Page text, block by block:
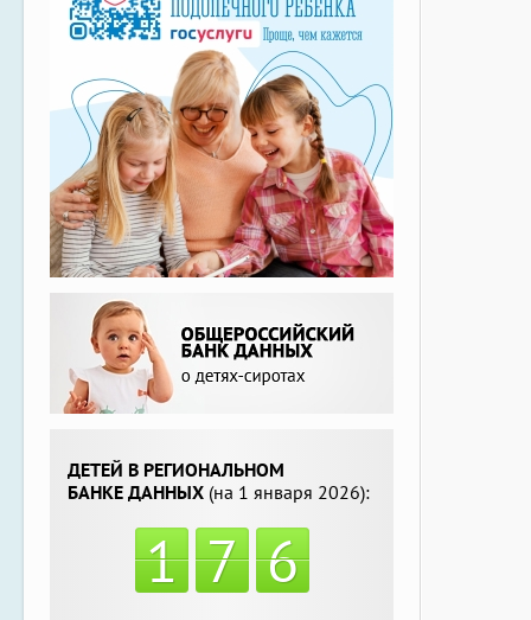
ДЕТЕЙ В РЕГИОНАЛЬНОМ
БАНКЕ ДАННЫХ (на 1 января 2026):
1 7 6